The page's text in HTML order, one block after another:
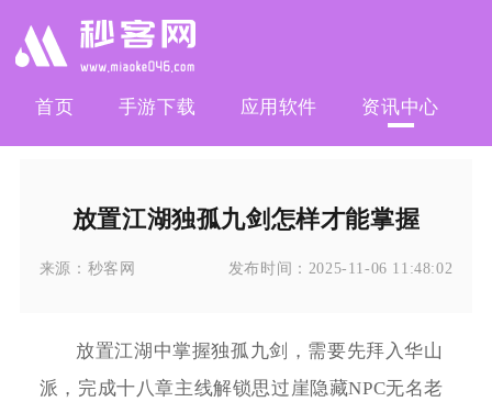
首页 手游下载 应用软件 资讯中心
放置江湖独孤九剑怎样才能掌握
来源： 秒客网 发布时间： 2025-11-06 11:48:02
放置江湖中掌握独孤九剑，需要先拜入华山
派，完成十八章主线解锁思过崖隐藏NPC无名老